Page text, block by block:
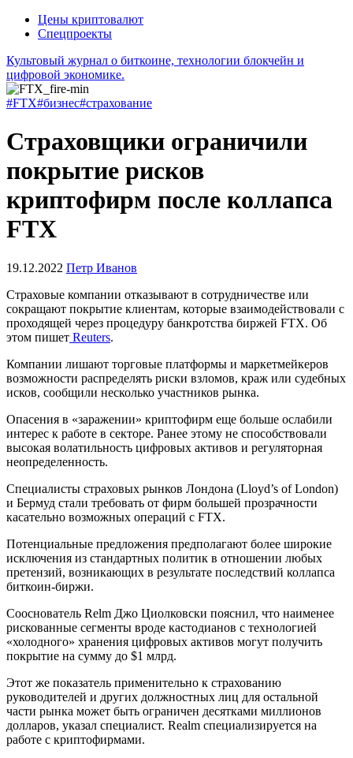
Цены криптовалют
Спецпроекты
Культовый журнал о биткоине, технологии блокчейн и
цифровой экономике.
#FTX#бизнес#страхование
Страховщики ограничили
покрытие рисков
криптофирм после коллапса
FTX
19.12.2022 Петр Иванов
Страховые компании отказывают в сотрудничестве или
сокращают покрытие клиентам, которые взаимодействовали с
проходящей через процедуру банкротства биржей FTX. Об
этом пишет Reuters.
Компании лишают торговые платформы и маркетмейкеров
возможности распределять риски взломов, краж или судебных
исков, сообщили несколько участников рынка.
Опасения в «заражении» криптофирм еще больше ослабили
интерес к работе в секторе. Ранее этому не способствовали
высокая волатильность цифровых активов и регуляторная
неопределенность.
Специалисты страховых рынков Лондона (Lloyd’s of London)
и Бермуд стали требовать от фирм большей прозрачности
касательно возможных операций с FTX.
Потенциальные предложения предполагают более широкие
исключения из стандартных политик в отношении любых
претензий, возникающих в результате последствий коллапса
биткоин-биржи.
Сооснователь Relm Джо Циолковски пояснил, что наименее
рискованные сегменты вроде кастодианов с технологией
«холодного» хранения цифровых активов могут получить
покрытие на сумму до $1 млрд.
Этот же показатель применительно к страхованию
руководителей и других должностных лиц для остальной
части рынка может быть ограничен десятками миллионов
долларов, указал специалист. Realm специализируется на
работе с криптофирмами.